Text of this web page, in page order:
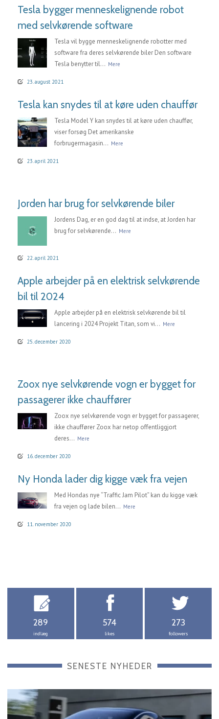
Tesla bygger menneskelignende robot
med selvkørende software
Tesla vil bygge menneskelignende robotter med
software fra deres selvkørende biler Den software
Tesla benytter til... Mere
23. august 2021
Tesla kan snydes til at køre uden chauffør
Tesla Model Y kan snydes til at køre uden chauffør,
viser forsøg Det amerikanske
forbrugermagasin... Mere
23. april 2021
Jorden har brug for selvkørende biler
Jordens Dag, er en god dag til at indse, at Jorden har
brug for selvkørende... Mere
22. april 2021
Apple arbejder på en elektrisk selvkørende
bil til 2024
Apple arbejder på en elektrisk selvkørende bil til
lancering i 2024 Projekt Titan, som vi... Mere
25. december 2020
Zoox nye selvkørende vogn er bygget for
passagerer ikke chauffører
Zoox nye selvkørende vogn er bygget for passagerer,
ikke chauffører Zoox har netop offentliggjort
deres... Mere
16. december 2020
Ny Honda lader dig kigge væk fra vejen
Med Hondas nye “Traffic Jam Pilot” kan du kigge væk
fra vejen og lade bilen... Mere
11. november 2020
289
indlæg
574
likes
273
followers
SENESTE NYHEDER